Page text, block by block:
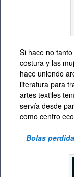
Si hace no
costura y las
hace uniendo
literatura para
artes textiles
servía desde
como centro
– Bolas